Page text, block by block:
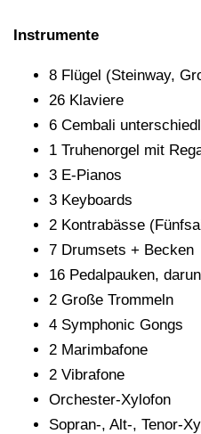
Instrumente
8 Flügel (Steinway,
26 Klaviere
6 Cembali
1 Truhenorgel mit
3 E-Pianos
3 Keyboards
2 Kontrabässe
7 Drumsets + Becken
16 Pedalpauken,
2 Große Trommeln
4 Symphonic Gongs
2 Marimbafone
2 Vibrafone
Orchester-Xylofon
Sopran-, Alt-, Tenor-